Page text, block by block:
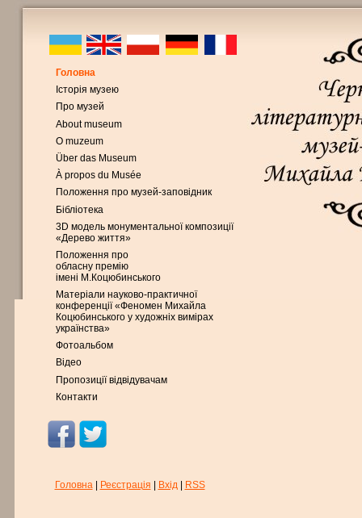
Головна
Історія музею
Про музей
About museum
O muzeum
Über das Museum
À propos du Musée
Положення про музей-заповідник
Бібліотека
3D модель монументальної композиції
«Дерево життя»
Положення про
обласну премію
імені М.Коцюбинського
Матеріали науково-практичної
конференції «Феномен Михайла
Коцюбинського у художніх вимірах
українства»
Фотоальбом
Відео
Пропозиції відвідувачам
Контакти
Головна| Реєстрація Вхід| RSS